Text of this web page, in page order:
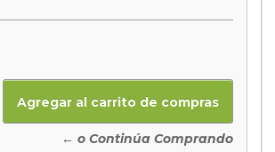
← o Continúa Comprando